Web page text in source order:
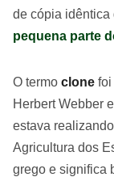
de cópia idêntica
pequena parte
O termo clone foi
Herbert Webber
estava
Agricultura dos
grego e significa